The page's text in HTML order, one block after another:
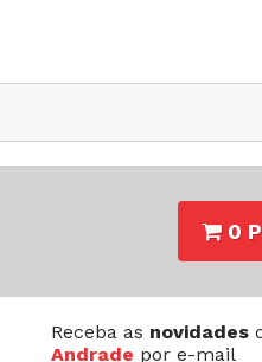
0,9 mm
0
Receba as novidades
Andrade por e-mail